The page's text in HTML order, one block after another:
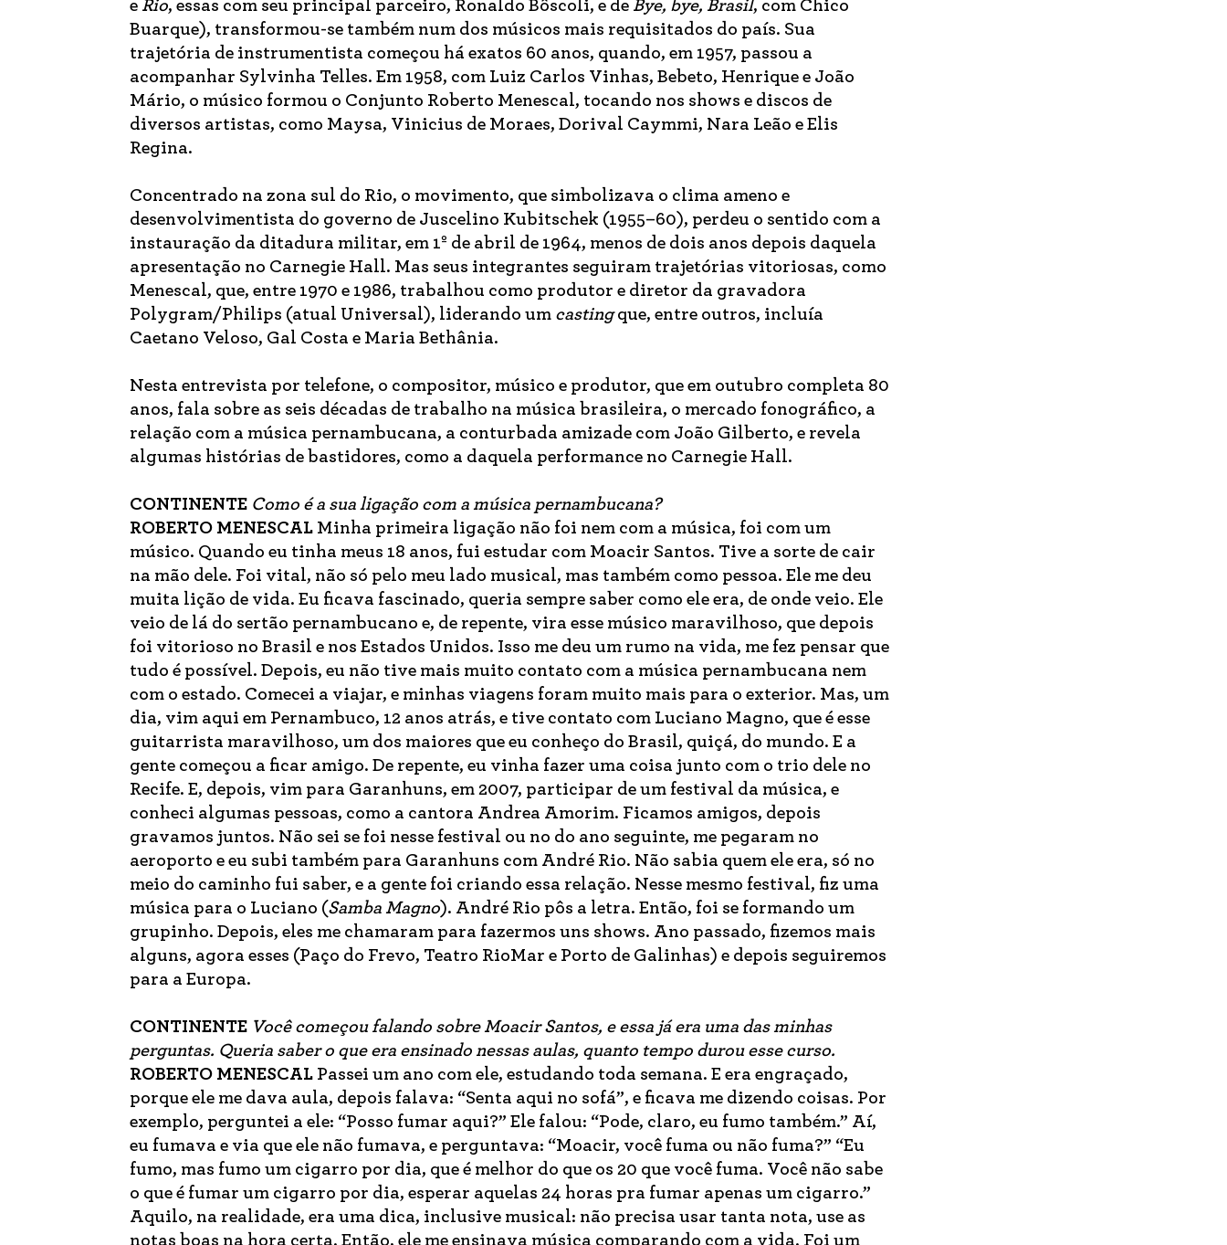
e Rio, essas com seu principal parceiro, Ronaldo Bôscoli, e de Bye, bye, Brasil, com Chico
Buarque), transformou-se também num dos músicos mais requisitados do país. Sua
trajetória de instrumentista começou há exatos 60 anos, quando, em 1957, passou a
acompanhar Sylvinha Telles. Em 1958, com Luiz Carlos Vinhas, Bebeto, Henrique e João
Mário, o músico formou o Conjunto Roberto Menescal, tocando nos shows e discos de
diversos artistas, como Maysa, Vinicius de Moraes, Dorival Caymmi, Nara Leão e Elis
Regina.
Concentrado na zona sul do Rio, o movimento, que simbolizava o clima ameno e
desenvolvimentista do governo de Juscelino Kubitschek (1955–60), perdeu o sentido com a
instauração da ditadura militar, em 1º de abril de 1964, menos de dois anos depois daquela
apresentação no Carnegie Hall. Mas seus integrantes seguiram trajetórias vitoriosas, como
Menescal, que, entre 1970 e 1986, trabalhou como produtor e diretor da gravadora
Polygram/Philips (atual Universal), liderando um castingque, entre outros, incluía
Caetano Veloso, Gal Costa e Maria Bethânia.
Nesta entrevista por telefone, o compositor, músico e produtor, que em outubro completa 80
anos, fala sobre as seis décadas de trabalho na música brasileira, o mercado fonográfico, a
relação com a música pernambucana, a conturbada amizade com João Gilberto, e revela
algumas histórias de bastidores, como a daquela performance no Carnegie Hall.
CONTINENTE Como é a sua ligação com a música pernambucana?
ROBERTO MENESCAL Minha primeira ligação não foi nem com a música, foi com um
músico. Quando eu tinha meus 18 anos, fui estudar com Moacir Santos. Tive a sorte de cair
na mão dele. Foi vital, não só pelo meu lado musical, mas também como pessoa. Ele me deu
muita lição de vida. Eu ficava fascinado, queria sempre saber como ele era, de onde veio. Ele
veio de lá do sertão pernambucano e, de repente, vira esse músico maravilhoso, que depois
foi vitorioso no Brasil e nos Estados Unidos. Isso me deu um rumo na vida, me fez pensar que
tudo é possível. Depois, eu não tive mais muito contato com a música pernambucana nem
com o estado. Comecei a viajar, e minhas viagens foram muito mais para o exterior. Mas, um
dia, vim aqui em Pernambuco, 12 anos atrás, e tive contato com Luciano Magno, que é esse
guitarrista maravilhoso, um dos maiores que eu conheço do Brasil, quiçá, do mundo. E a
gente começou a ficar amigo. De repente, eu vinha fazer uma coisa junto com o trio dele no
Recife. E, depois, vim para Garanhuns, em 2007, participar de um festival da música, e
conheci algumas pessoas, como a cantora Andrea Amorim. Ficamos amigos, depois
gravamos juntos. Não sei se foi nesse festival ou no do ano seguinte, me pegaram no
aeroporto e eu subi também para Garanhuns com André Rio. Não sabia quem ele era, só no
meio do caminho fui saber, e a gente foi criando essa relação. Nesse mesmo festival, fiz uma
música para o Luciano (Samba Magno). André Rio pôs a letra. Então, foi se formando um
grupinho. Depois, eles me chamaram para fazermos uns shows. Ano passado, fizemos mais
alguns, agora esses (Paço do Frevo, Teatro RioMar e Porto de Galinhas) e depois seguiremos
para a Europa.
CONTINENTE Você começou falando sobre Moacir Santos, e essa já era uma das minhas
perguntas. Queria saber o que era ensinado nessas aulas, quanto tempo durou esse curso.
ROBERTO MENESCAL Passei um ano com ele, estudando toda semana. E era engraçado,
porque ele me dava aula, depois falava: “Senta aqui no sofá”, e ficava me dizendo coisas. Por
exemplo, perguntei a ele: “Posso fumar aqui?” Ele falou: “Pode, claro, eu fumo também.” Aí,
eu fumava e via que ele não fumava, e perguntava: “Moacir, você fuma ou não fuma?” “Eu
fumo, mas fumo um cigarro por dia, que é melhor do que os 20 que você fuma. Você não sabe
o que é fumar um cigarro por dia, esperar aquelas 24 horas pra fumar apenas um cigarro.”
Aquilo, na realidade, era uma dica, inclusive musical: não precisa usar tanta nota, use as
notas boas na hora certa. Então, ele me ensinava música comparando com a vida. Foi um